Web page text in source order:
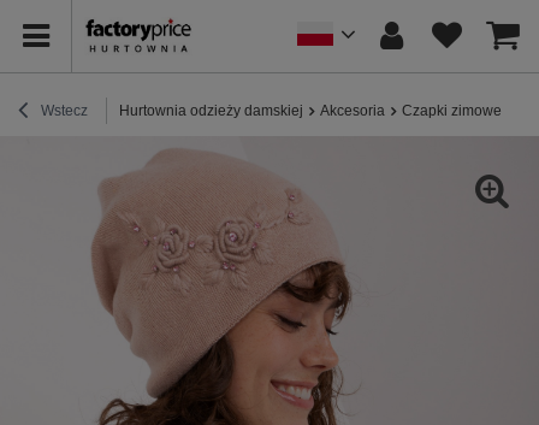
Wstecz Hurtownia odzieży damskiej Akcesoria Czapki zimowe